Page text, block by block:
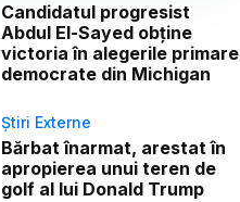
Candidatul progresist
Abdul El-Sayed obține
victoria în alegerile primare
democrate din Michigan
Știri Externe
Bărbat înarmat, arestat în
apropierea unui teren de
golf al lui Donald Trump